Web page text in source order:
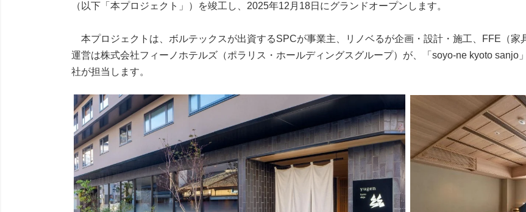
（以下「本プロジェクト」）を竣工し、2025年12月18日にグランドオープンします。
本プロジェクトは、ボルテックスが出資するSPCが事業主、リノベるが企画・設計・施工、FFE（家
運営は株式会社フィーノホテルズ（ポラリス・ホールディングスグループ）が、「soyo-ne kyoto sanjo
社が担当します。